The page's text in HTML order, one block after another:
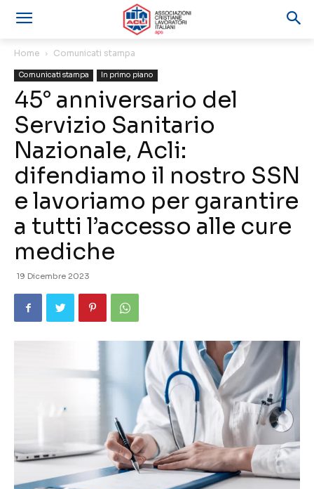
Home Comunicati stampa
Comunicati stampa In primo piano
45° anniversario del
Servizio Sanitario
Nazionale, Acli:
difendiamo il nostro SSN
e lavoriamo per garantire
a tutti l’accesso alle cure
mediche
19 Dicembre 2023